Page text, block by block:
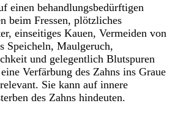
einen behandlungsbedürftigen
beim Fressen, plötzliches
einseitiges Kauen, Vermeiden von
Speicheln, Maulgeruch,
und gelegentlich Blutspuren
Verfärbung des Zahns ins Graue
Sie kann auf innere
des Zahns hindeuten.